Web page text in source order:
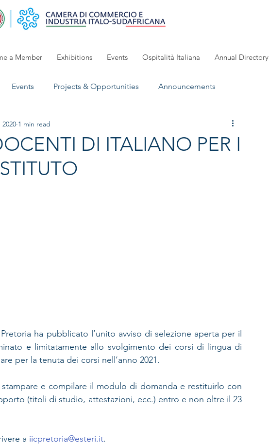
a Member Exhibitions Events Ospitalità Italiana Annual Directory
Events Projects & Opportunities Announcements
Event
DI ITALIANO PER I
2020 1 min read
ha pubblicato l’unito avviso di selezione aperta per il
e limitatamente allo svolgimento dei corsi di lingua di
per la tenuta dei corsi nell’anno 2021.
e compilare il modulo di domanda e restituirlo con
(titoli di studio, attestazioni, ecc.) entro e non oltre il 23
a iicpretoria@esteri.it.